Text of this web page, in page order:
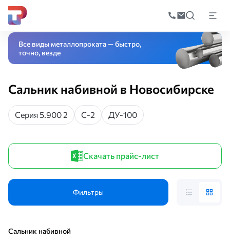
по
Главная Уплотнительные детали
Все виды металлопроката — быстро,
точно, везде
Сальник набивной в Новосибирске
Серия 5.900 2 С-2 ДУ-100
Скачать прайс-лист
Фильтры
Сальник набивной